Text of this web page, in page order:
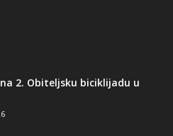
2. Obiteljsku biciklijadu u